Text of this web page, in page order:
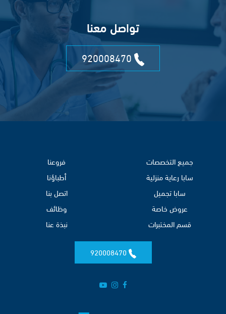
تواصل معنا
جميع التخصصات
سابا رعاية منزلية
سابا تجميل
عروض خاصة
قسم المختبرات
فروعنا
أطباؤنا
اتصل بنا
وظائف
نبذة عنا